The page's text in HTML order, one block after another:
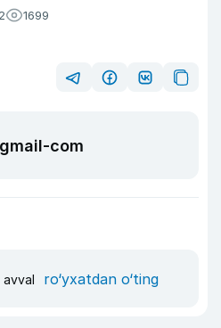
1699
com
avval ro‘yxatdan o‘ting